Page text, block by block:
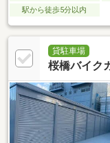
駅から徒歩5分以内
貸駐車場
桜橋バイク